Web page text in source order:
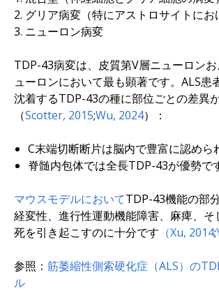
グリア病変（特にアストロサイトにお
ニューロン病変
TDP-43病変は、皮質第V層ニューロン
ューロンにおいて最も顕著です。ALS患
沈着するTDP-43の種に部位ごとの差異
（Scotter, 2015;Wu, 2024）：
C末端切断断片は脳内で豊富に認めら
脊髄内包体では全長TDP-43が優勢で
マウスモデルにおいてTDP-43機能の部
経変性、進行性運動機能障害、麻痺、そ
死を引き起こすのに十分です （Xu, 2014;
参照： 筋萎縮性側索硬化症（ALS）の
ル